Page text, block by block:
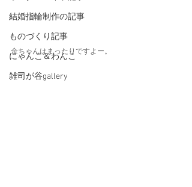
結婚指輪制作の記事
ものづくり記事
にゃんこ＆わんこ
雑司が谷gallery
金ちゃんはまったりですよー。